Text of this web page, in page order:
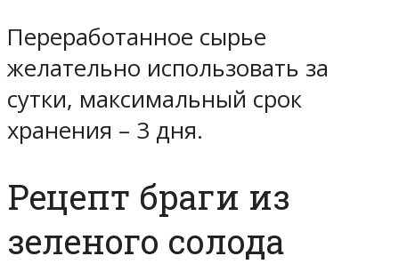
Переработанное сырье
желательно использовать за
сутки, максимальный срок
хранения – 3 дня.
Рецепт браги из
зеленого солода